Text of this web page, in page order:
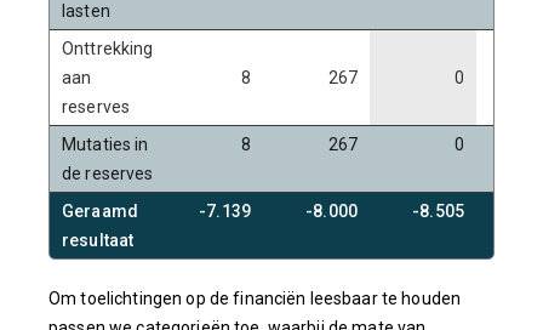
lasten
Onttrekking
aan
reserves
8 267 0
Mutaties in
de reserves
8 267 0
Geraamd
resultaat
-7.139 -8.000 -8.505
Om toelichtingen op de financiën leesbaar te houden